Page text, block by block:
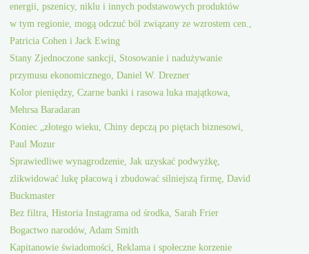
energii, pszenicy, niklu i innych podstawowych produktów
w tym regionie, mogą odczuć ból związany ze wzrostem cen.,
Patricia Cohen i Jack Ewing
Stany Zjednoczone sankcji, Stosowanie i nadużywanie
przymusu ekonomicznego, Daniel W. Drezner
Kolor pieniędzy, Czarne banki i rasowa luka majątkowa,
Mehrsa Baradaran
Koniec „złotego wieku, Chiny depczą po piętach biznesowi,
Paul Mozur
Sprawiedliwe wynagrodzenie, Jak uzyskać podwyżkę,
zlikwidować lukę płacową i zbudować silniejszą firmę, David
Buckmaster
Bez filtra, Historia Instagrama od środka, Sarah Frier
Bogactwo narodów, Adam Smith
Kapitanowie świadomości, Reklama i społeczne korzenie